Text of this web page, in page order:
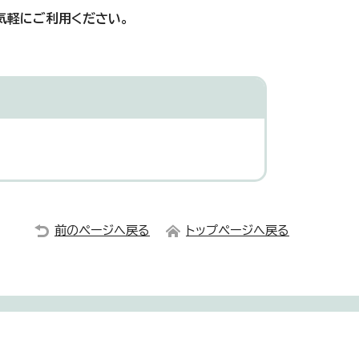
軽にご利用ください。
前のページへ戻る トップページへ戻る